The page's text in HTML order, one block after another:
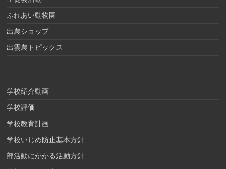
ふれあい動物園
出農ショップ
出雲農トピックス
学校紹介動画
学校評価
学校教育計画
学校いじめ防止基本方針
部活動にかかる活動方針